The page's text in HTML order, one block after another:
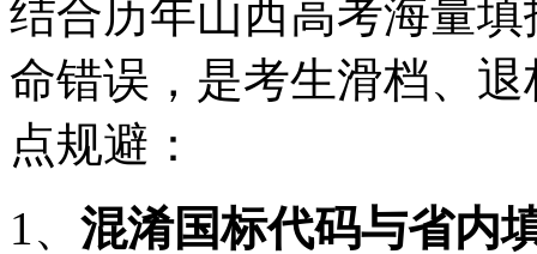
结合历年山西高考海量
命错误，是考生滑档、
点规避：
1、 混淆国标代码与省内